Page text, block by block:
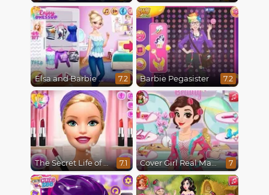
Elsa and Barbie Blind Date 7.2 Barbie Pegasister 7.2
The Secret Life of Dolls 7.1 Cover Girl Real Makeover 7